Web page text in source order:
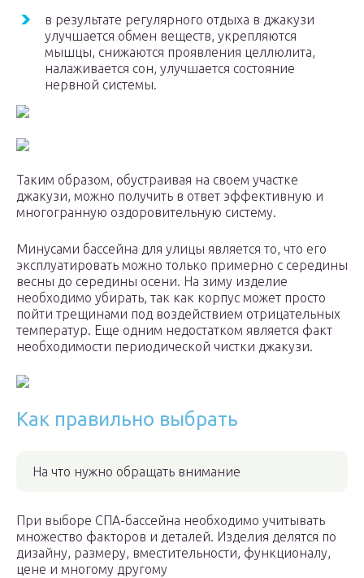
в результате регулярного отдыха в джакузи
улучшается обмен веществ, укрепляются
мышцы, снижаются проявления целлюлита,
налаживается сон, улучшается состояние
нервной системы.
Таким образом, обустраивая на своем участке
джакузи, можно получить в ответ эффективную и
многогранную оздоровительную систему.
Минусами бассейна для улицы является то, что его
эксплуатировать можно только примерно с середины
весны до середины осени. На зиму изделие
необходимо убирать, так как корпус может просто
пойти трещинами под воздействием отрицательных
температур. Еще одним недостатком является факт
необходимости периодической чистки джакузи.
Как правильно выбрать
На что нужно обращать внимание
При выборе СПА-бассейна необходимо учитывать
множество факторов и деталей. Изделия делятся по
дизайну, размеру, вместительности, функционалу,
цене и многому другому